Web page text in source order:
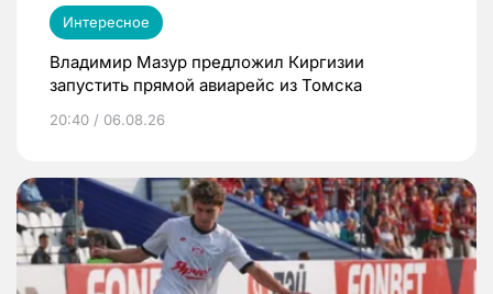
Интересное
Владимир Мазур предложил Киргизии
запустить прямой авиарейс из Томска
20:40 / 06.08.26